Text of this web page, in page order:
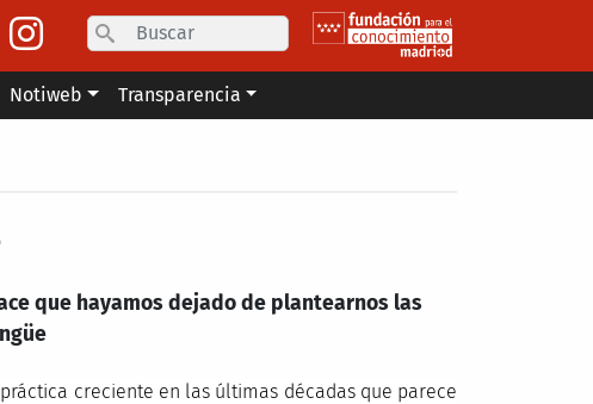
Search
Notiweb Transparencia
que hayamos dejado de plantearnos las
creciente en las últimas décadas que parece